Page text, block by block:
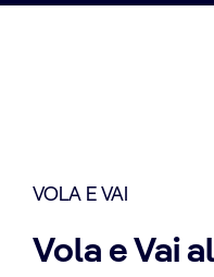
VOLA E VAI
Vola e Vai